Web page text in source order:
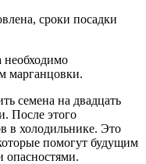
сроки посадки
необходимо
марганцовки.
семена на двадцать
После этого
в холодильнике. Это
помогут будущим
опасностями.